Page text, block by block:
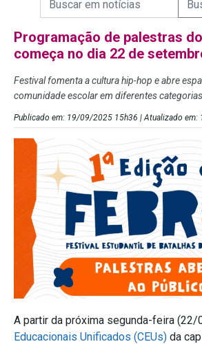
Programação de palestras do
começa no dia 22 de
Festival fomenta a cultura hip-hop e abre
comunidade escolar em diferentes
Publicado em: 19/09/2025 15h36 | Atualizado
A partir da próxima segunda-feira (22/
Educacionais Unificados (CEUs) da